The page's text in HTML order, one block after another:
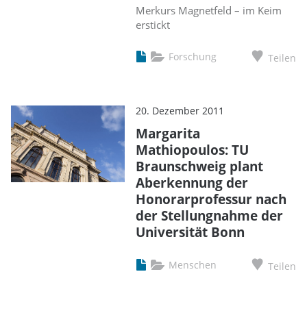
Merkurs Magnetfeld – im Keim
erstickt
Forschung Teilen
20. Dezember 2011
Margarita
Mathiopoulos: TU
Braunschweig plant
Aberkennung der
Honorarprofessur nach
der Stellungnahme der
Universität Bonn
Menschen Teilen